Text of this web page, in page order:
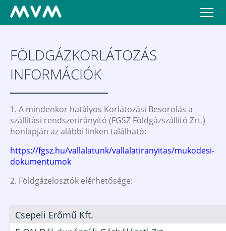
FÖLDGÁZKORLÁTOZÁS
INFORMÁCIÓK
1. A mindenkor hatályos Korlátozási Besorolás a
szállítási rendszerirányító (FGSZ Földgázszállító Zrt.)
honlapján az alábbi linken található:
https://fgsz.hu/vallalatunk/vallalatiranyitas/mukodesi-
dokumentumok
2. Földgázelosztók elérhetősége:
Csepeli Erőmű Kft.